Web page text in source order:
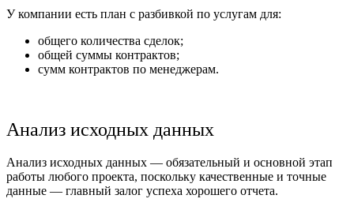
У компании есть план с разбивкой по услугам для:
общего количества сделок;
общей суммы контрактов;
сумм контрактов по менеджерам.
Анализ исходных данных
Анализ исходных данных — обязательный и основной этап
работы любого проекта, поскольку качественные и точные
данные — главный залог успеха хорошего отчета.